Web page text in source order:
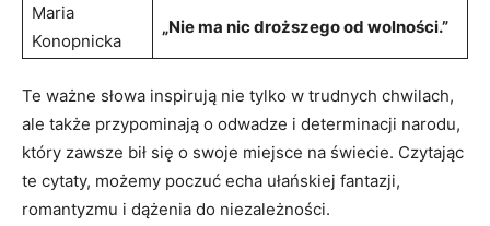
Maria‌
Konopnicka
„Nie ma nic droższego ⁤od wolności.”
Te ważne‌ słowa inspirują nie tylko w trudnych⁢ chwilach,
ale także przypominają⁤ o odwadze i determinacji narodu,
który zawsze ​bił ⁤się ⁢o swoje miejsce na świecie. Czytając
‌te cytaty, możemy poczuć echa ułańskiej fantazji,
romantyzmu i dążenia do niezależności.